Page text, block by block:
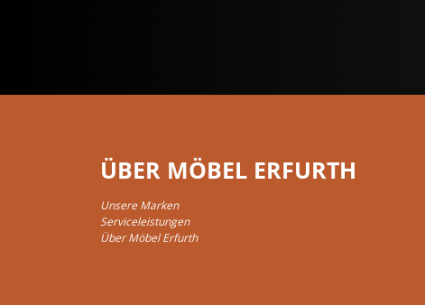
ÜBER MÖBEL ERFURTH
Unsere Marken
Serviceleistungen
Über Möbel Erfurth